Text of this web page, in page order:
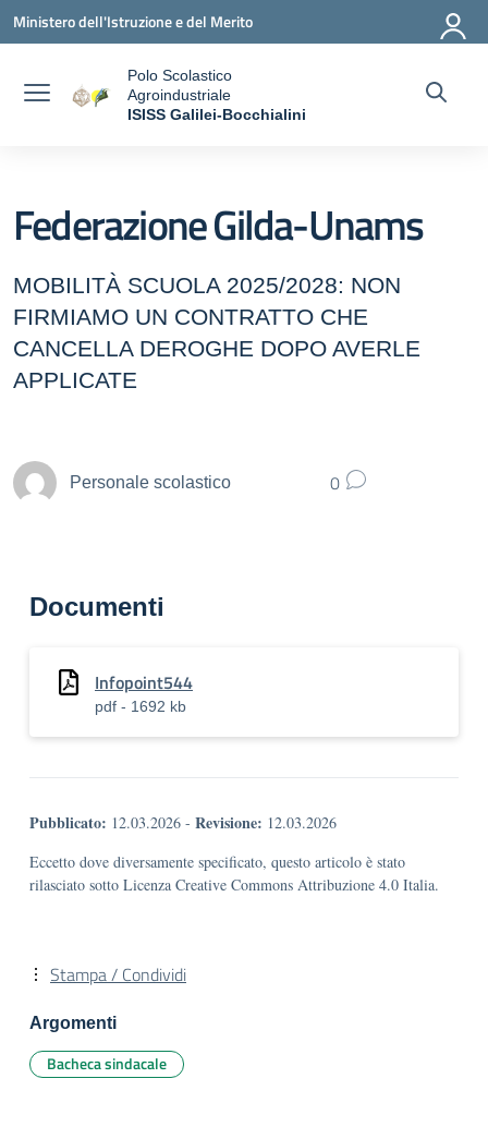
Vai ai contenuti
Vai al menu di navigazione
Vai al footer
Ministero dell'Istruzione e del Merito
Polo Scolastico
Agroindustriale
ISISS Galilei-Bocchialini
Federazione Gilda-Unams
MOBILITÀ SCUOLA 2025/2028: NON
FIRMIAMO UN CONTRATTO CHE
CANCELLA DEROGHE DOPO AVERLE
APPLICATE
Personale scolastico 0
Documenti
Infopoint544
pdf - 1692 kb
Pubblicato: 12.03.2026 - Revisione: 12.03.2026
Eccetto dove diversamente specificato, questo articolo è stato
rilasciato sotto Licenza Creative Commons Attribuzione 4.0 Italia.
Stampa / Condividi
Argomenti
Bacheca sindacale